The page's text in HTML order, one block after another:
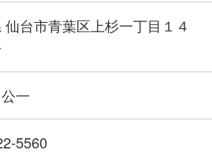
仙台市青葉区上杉一丁目１４
一
5560